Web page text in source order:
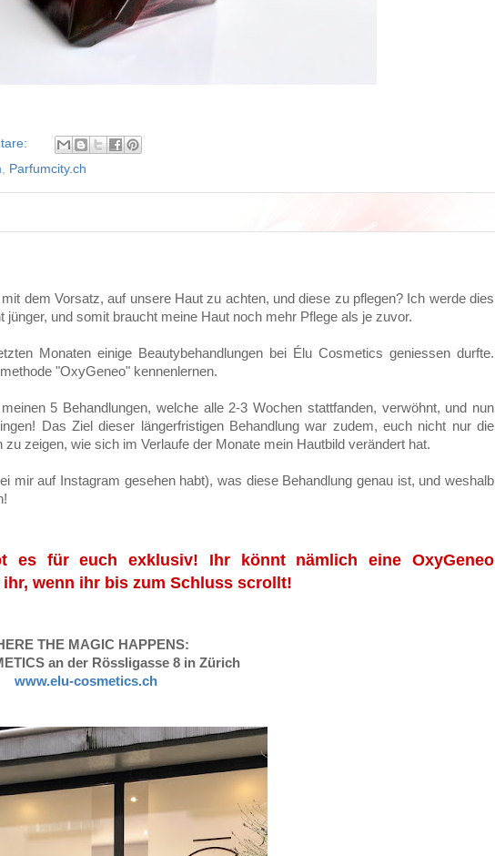
, Parfumcity.ch
dem Vorsatz, auf unsere Haut zu achten, und diese zu pflegen? Ich werde dies
und somit braucht meine Haut noch mehr Pflege als je zuvor.
Monaten einige Beautybehandlungen bei Élu Cosmetics geniessen durfte.
"OxyGeneo" kennenlernen.
5 Behandlungen, welche alle 2-3 Wochen stattfanden, verwöhnt, und nun
Das Ziel dieser längerfristigen Behandlung war zudem, euch nicht nur die
zeigen, wie sich im Verlaufe der Monate mein Hautbild verändert hat.
mir auf Instagram gesehen habt), was diese Behandlung genau ist, und weshalb
es für euch exklusiv! Ihr könnt nämlich eine OxyGeneo
wenn ihr bis zum Schluss scrollt!
THE MAGIC HAPPENS:
an der Rössligasse 8 in Zürich
www.elu-cosmetics.ch